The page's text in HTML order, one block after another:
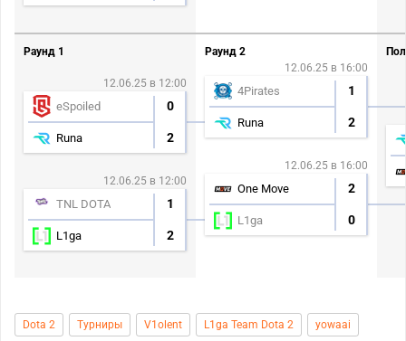
Раунд 1
12.06.25 в 12:00
eSpoiled 0
Runa 2
12.06.25 в 12:00
TNL DOTA 1
L1ga 2
Раунд 2
12.06.25 в 16:00
4Pirates 1
Runa 2
12.06.25 в 16:00
One Move 2
L1ga 0
Dota 2 Турниры V1olent L1ga Team Dota 2 yowaai